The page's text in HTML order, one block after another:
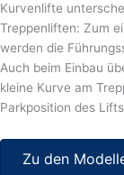
Kurvenlifte
Treppenliften: Zum
werden die
Auch beim Einbau
kleine Kurve am
Parkposition des
Zu den